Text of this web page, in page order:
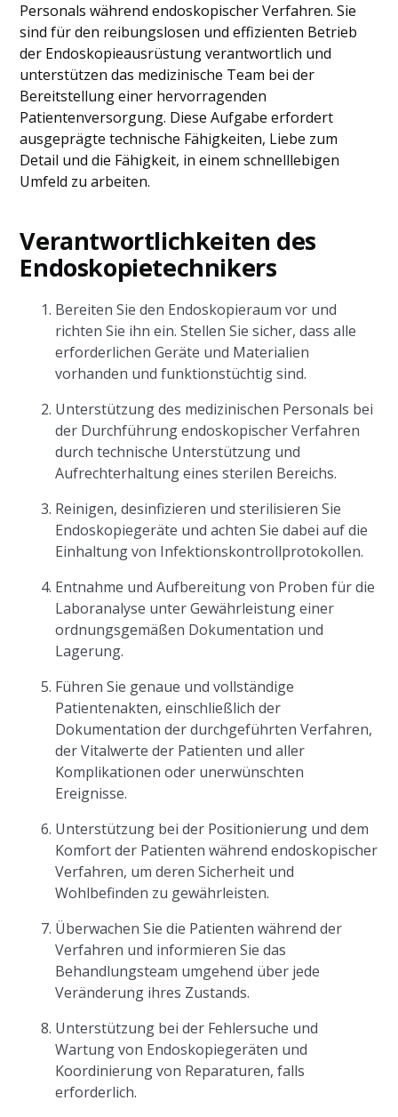
Personals während endoskopischer Verfahren. Sie
sind für den reibungslosen und effizienten Betrieb
der Endoskopieausrüstung verantwortlich und
unterstützen das medizinische Team bei der
Bereitstellung einer hervorragenden
Patientenversorgung. Diese Aufgabe erfordert
ausgeprägte technische Fähigkeiten, Liebe zum
Detail und die Fähigkeit, in einem schnelllebigen
Umfeld zu arbeiten.
Verantwortlichkeiten des
Endoskopietechnikers
Bereiten Sie den Endoskopieraum vor und
richten Sie ihn ein. Stellen Sie sicher, dass alle
erforderlichen Geräte und Materialien
vorhanden und funktionstüchtig sind.
Unterstützung des medizinischen Personals bei
der Durchführung endoskopischer Verfahren
durch technische Unterstützung und
Aufrechterhaltung eines sterilen Bereichs.
Reinigen, desinfizieren und sterilisieren Sie
Endoskopiegeräte und achten Sie dabei auf die
Einhaltung von Infektionskontrollprotokollen.
Entnahme und Aufbereitung von Proben für die
Laboranalyse unter Gewährleistung einer
ordnungsgemäßen Dokumentation und
Lagerung.
Führen Sie genaue und vollständige
Patientenakten, einschließlich der
Dokumentation der durchgeführten Verfahren,
der Vitalwerte der Patienten und aller
Komplikationen oder unerwünschten
Ereignisse.
Unterstützung bei der Positionierung und dem
Komfort der Patienten während endoskopischer
Verfahren, um deren Sicherheit und
Wohlbefinden zu gewährleisten.
Überwachen Sie die Patienten während der
Verfahren und informieren Sie das
Behandlungsteam umgehend über jede
Veränderung ihres Zustands.
Unterstützung bei der Fehlersuche und
Wartung von Endoskopiegeräten und
Koordinierung von Reparaturen, falls
erforderlich.